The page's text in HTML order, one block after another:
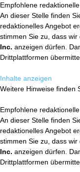
Empfohlene
An dieser Stelle finden
redaktionelles Angebot
stimmen Sie zu, dass
Inc. anzeigen dürfen.
Drittplattformen
Inhalte anzeigen
Weitere Hinweise finden
Empfohlene
An dieser Stelle finden
redaktionelles Angebot
stimmen Sie zu, dass
Inc. anzeigen dürfen.
Drittplattformen